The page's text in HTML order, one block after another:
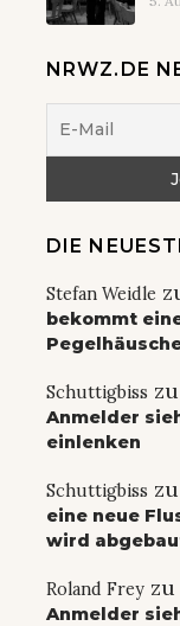
NRWZ.DE
DIE
Stefan Weidle
bekommt
Schuttigbiss zu
Anmelder
einlenken
Schuttigbiss zu
eine neue
wird
Roland Frey zu
Anmelder